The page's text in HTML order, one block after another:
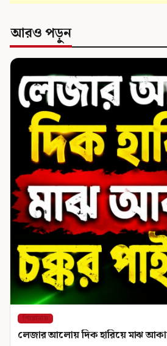
আরও পড়ুন
শিরোনাম
লেজার আলোয় দিক হারিয়ে মাঝ